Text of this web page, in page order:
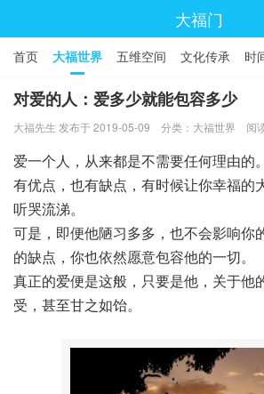
大福门
首页 大福世界 五维空间 文化传承 时
对爱的人：爱多少就能包容多少
大福先生 发布于 2019-05-09 分类： 大福世界 阅
爱一个人，从来都是不需要任何理由的
有优点，也有缺点，有时候让你幸福的
听哭流涕。
可是，即便他陋习多多，也不会影响你
的缺点，你也依然愿意包容他的一切。
真正的爱便是这般，只要是他，关于他
受，甚至甘之如饴。